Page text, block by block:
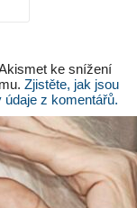
ke snížení
Zjistěte, jak jsou
z komentářů.